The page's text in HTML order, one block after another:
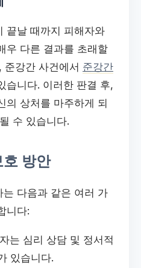
끝날 때까지 피해자와
우 다른 결과를 초래할
준강간 사건에서 준강간
습니다. 이러한 판결 후,
의 상처를 마주하게 되
수 있습니다.
방안
다음과 같은 여러 가
니다:
는 심리 상담 및 정서적
있습니다.